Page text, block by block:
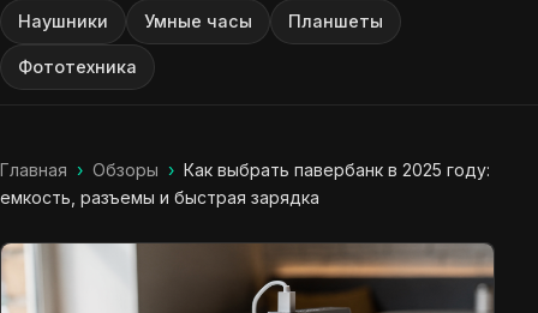
Наушники Умные часы Планшеты
Фототехника
Главная › Обзоры › Как выбрать павербанк в 2025 году:
емкость, разъемы и быстрая зарядка